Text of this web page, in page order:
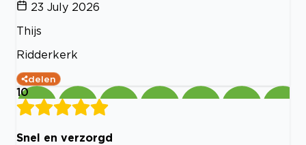
23 July 2026
Thijs
Ridderkerk
delen
10
Snel en verzorgd